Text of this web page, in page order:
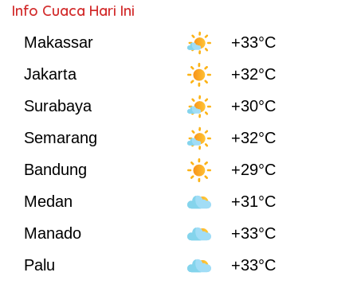
Info Cuaca Hari Ini
Makassar
+33°C
Jakarta
+32°C
Surabaya
+30°C
Semarang
+32°C
Bandung
+29°C
Medan
+31°C
Manado
+33°C
Palu
+33°C